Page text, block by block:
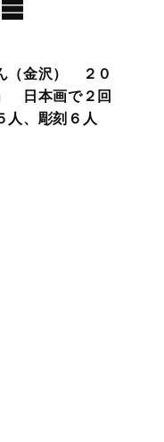
（金沢） ２０
日本画で２回
人、彫刻６人